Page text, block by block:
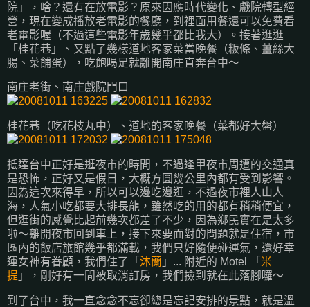
院」，啥？還有在放電影？原來因應時代變化、戲院轉型經
營，現在變成播放老電影的餐廳，到裡面用餐還可以免費看
老電影喔（不過這些電影年歲幾乎都比我大）。接著逛逛
「桂花巷」、又點了幾樣道地客家菜當晚餐（粄條、薑絲大
腸、菜餔蛋），吃飽喝足就離開南庄直奔台中～
南庄老街、南庄戲院門口
桂花巷（吃花枝丸中）、道地的客家晚餐（菜都好大盤）
抵達台中正好是逛夜市的時間，不過逢甲夜市周遭的交通真
是恐怖，正好又是假日，大概方圓幾公里內都有受到影響。
因為這次來得早，所以可以邊吃邊逛，不過夜市裡人山人
海，人氣小吃都要大排長龍，雖然吃的用的都有稍稍便宜，
但逛街的感覺比起前幾次都差了不少，因為鄉民實在是太多
啦～離開夜市回到車上，接下來要面對的問題就是住宿，市
區內的飯店旅館幾乎都滿載，我們只好隨便碰運氣，還好幸
運女神有眷顧，我們住了「 沐蘭 」... 附近的 Motel 「 米
提 」，剛好有一間被取消訂房，我們撿到就在此落腳囉～
到了台中，我一直念念不忘卻總是忘記安排的景點，就是溫